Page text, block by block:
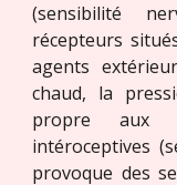
(sensibilité
récepteurs
agents
chaud, la
propre aux
intéroceptives
provoque des